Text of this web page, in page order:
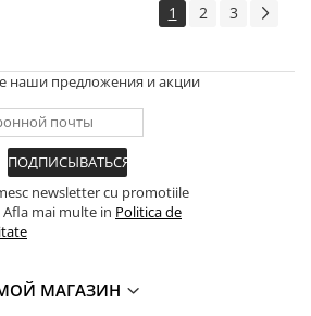
1 2 3
наши предложения и акции
newsletter cu promotiile
mai multe in Politica de
МАГАЗИН